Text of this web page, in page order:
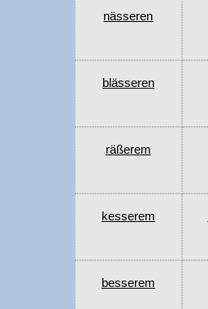
nässeren
blässeren
räßerem
kesserem
besserem